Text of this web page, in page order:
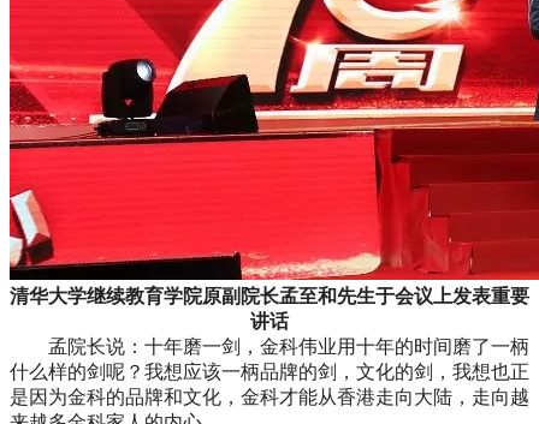
清华大学继续教育学院原副院长孟至和先生于会议上发表重要
讲话
孟院长说：十年磨一剑，金科伟业用十年的时间磨了一柄
什么样的剑呢？我想应该一柄品牌的剑，文化的剑，我想也正
是因为金科的品牌和文化，金科才能从香港走向大陆，走向越